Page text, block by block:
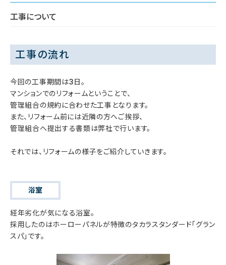
工事について
工事の流れ
今回の工事期間は3日。
マンションでのリフォームということで、
管理組合の規約に合わせた工事となります。
また、リフォーム前には近隣の方へご挨拶、
管理組合へ提出する書類は弊社で行います。
それでは、リフォームの様子をご紹介していきます。
浴室
経年劣化が気になる浴室。
採用したのはホーローパネルが特徴のタカラスタンダード「グラン
スパ」です。